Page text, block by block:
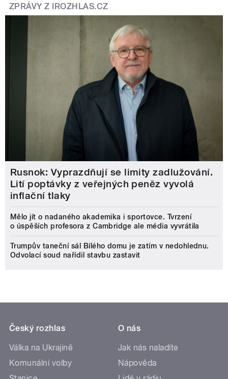
ZPRÁVY Z IROZHLAS.CZ
Rusnok: Vyprazdňují se limity zadlužování.
Lití poptávky z veřejných peněz vyvolá
inflační tlaky
Mělo jít o nadaného akademika i sportovce. Tvrzení
o úspěších profesora z Cambridge ale média vyvrátila
Trumpův taneční sál Bílého domu je zatím v nedohlednu.
Odvolací soud nařídil stavbu zastavit
Český rozhlas
Válka na Ukrajině
Komunální volby
O nás
Jak nás naladíte
Nápověda